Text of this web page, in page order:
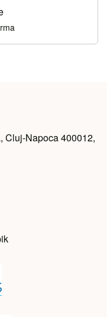
Cluj-Napoca 400012,